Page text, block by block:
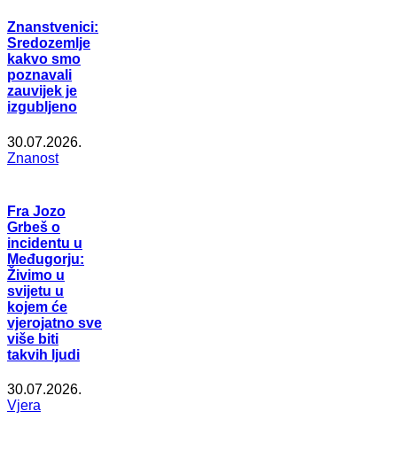
Znanstvenici:
Sredozemlje
kakvo smo
poznavali
zauvijek je
izgubljeno
30.07.2026.
Znanost
Fra Jozo
Grbeš o
incidentu u
Međugorju:
Živimo u
svijetu u
kojem će
vjerojatno sve
više biti
takvih ljudi
30.07.2026.
Vjera